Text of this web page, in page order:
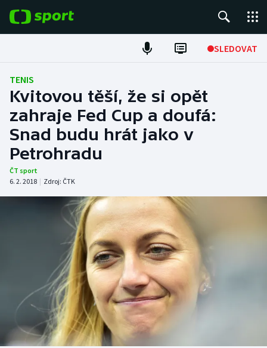
SLEDOVAT
Fotbal
Hokej
Tenis
Atletika
DALŠÍ SPORTY
Americký fotbal
Baseball a softbal
Basketbal
Biatlon
NEPŘEHLÉDNĚTE
Soutěže
Historické návraty
Aplikace ČT sport
TENIS
Kvitovou těší, že si opět
zahraje Fed Cup a doufá:
Snad budu hrát jako v
Petrohradu
ČT sport
6. 2. 2018 | Zdroj: ČTK